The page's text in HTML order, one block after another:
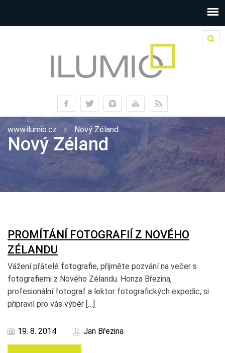
www.ilumio.cz Nový Zéland
Nový Zéland
PROMÍTÁNÍ FOTOGRAFIÍ Z NOVÉHO
ZÉLANDU
Vážení přátelé fotografie, přijměte pozvání na večer s
fotografiemi z Nového Zélandu. Honza Březina,
profesionální fotograf a lektor fotografických expedic, si
připravil pro vás výběr […]
19. 8. 2014 Jan Březina